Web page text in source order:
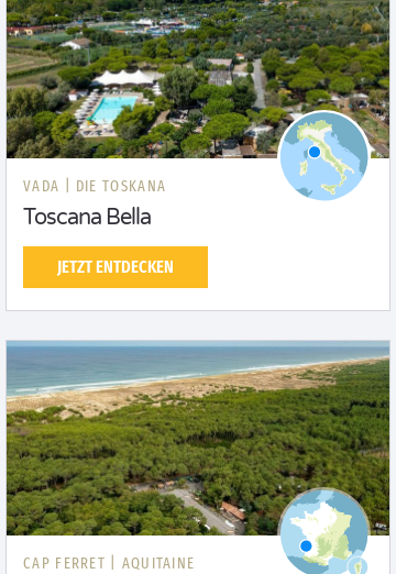
VADA | DIE TOSKANA
Toscana Bella
JETZT ENTDECKEN
CAP FERRET | AQUITAINE